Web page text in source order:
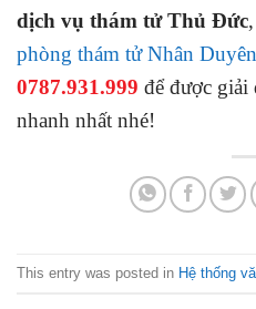
dịch vụ thám tử Thủ Đức
phòng thám tử Nhân Duyên
0787.931.999 để được giải
nhanh nhất nhé!
This entry was posted in Hệ thống